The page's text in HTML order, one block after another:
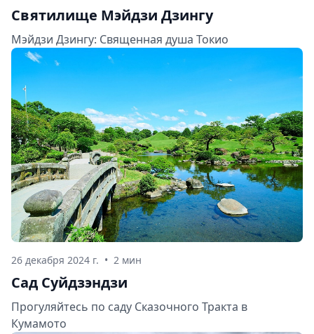
Святилище Мэйдзи Дзингу
Мэйдзи Дзингу: Священная душа Токио
26 декабря 2024 г. • 2 мин
Сад Суйдзэндзи
Прогуляйтесь по саду Сказочного Тракта в
Кумамото